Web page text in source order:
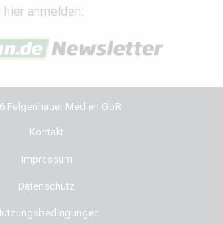
anmelden:
Felgenhauer Medien GbR
Kontakt
Impressum
Datenschutz